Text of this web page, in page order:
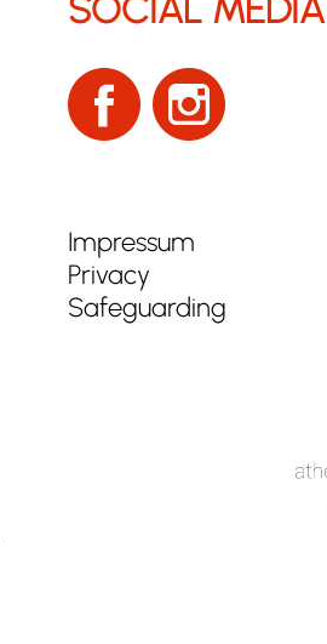
SOCIAL MEDIA
Impressum
Privacy
Safeguarding